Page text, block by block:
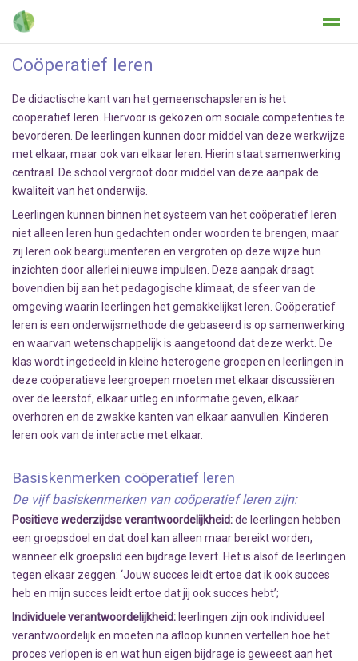
Agenda
Coöperatief leren
De didactische kant van het gemeenschapsleren is het
coöperatief leren. Hiervoor is gekozen om sociale competenties te
bevorderen. De leerlingen kunnen door middel van deze werkwijze
met elkaar, maar ook van elkaar leren. Hierin staat samenwerking
centraal. De school vergroot door middel van deze aanpak de
kwaliteit van het onderwijs.
Leerlingen kunnen binnen het systeem van het coöperatief leren
niet alleen leren hun gedachten onder woorden te brengen, maar
zij leren ook beargumenteren en vergroten op deze wijze hun
inzichten door allerlei nieuwe impulsen. Deze aanpak draagt
bovendien bij aan het pedagogische klimaat, de sfeer van de
omgeving waarin leerlingen het gemakkelijkst leren. Coöperatief
leren is een onderwijsmethode die gebaseerd is op samenwerking
en waarvan wetenschappelijk is aangetoond dat deze werkt. De
klas wordt ingedeeld in kleine heterogene groepen en leerlingen in
deze coöperatieve leergroepen moeten met elkaar discussiëren
over de leerstof, elkaar uitleg en informatie geven, elkaar
overhoren en de zwakke kanten van elkaar aanvullen. Kinderen
leren ook van de interactie met elkaar.
Basiskenmerken coöperatief leren
De vijf basiskenmerken van coöperatief leren zijn:
Positieve wederzijdse verantwoordelijkheid:de leerlingen hebben
een groepsdoel en dat doel kan alleen maar bereikt worden,
wanneer elk groepslid een bijdrage levert. Het is alsof de leerlingen
tegen elkaar zeggen: ‘Jouw succes leidt ertoe dat ik ook succes
heb en mijn succes leidt ertoe dat jij ook succes hebt’;
Individuele verantwoordelijkheid: leerlingen zijn ook individueel
verantwoordelijk en moeten na afloop kunnen vertellen hoe het
proces verlopen is en wat hun eigen bijdrage is geweest aan het